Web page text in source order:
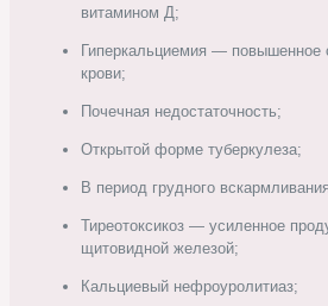
витамином Д;
Гиперкальциемия — повышенное
крови;
Почечная недостаточность;
Открытой форме туберкулеза;
В период грудного
Тиреотоксикоз — усиленное
щитовидной железой;
Кальциевый нефроуролитиаз;